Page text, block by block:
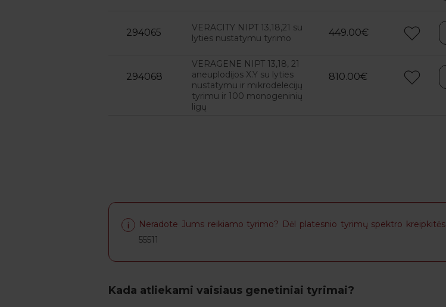
294065
VERACITY NIPT 13,18,21 su
lyties nustatymu tyrimo
449.00€
294068
VERAGENE NIPT 13,18, 21
aneuplodijos X.Y su lyties
nustatymu ir mikrodelecijų
tyrimu ir 100 monogeninių
ligų
810.00€
Neradote Jums reikiamo tyrimo? Dėl platesnio tyrimų spektro kreipkitės
55511
Kada atliekami vaisiaus genetiniai tyrimai?